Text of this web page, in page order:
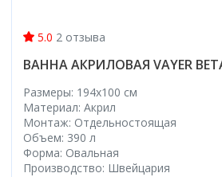
5.0 2 отзыва
ВАННА АКРИЛОВАЯ VAYER
Размеры: 194x100 cм
Материал: Акрил
Монтаж: Отдельностоящая
Объем: 390 л
Форма: Овальная
Производство: Швейцария